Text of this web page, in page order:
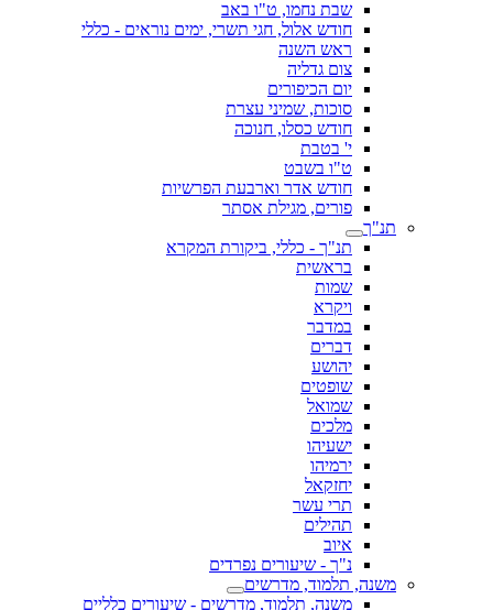
שבת נחמו, ט"ו באב
חודש אלול, חגי תשרי, ימים נוראים - כללי
ראש השנה
צום גדליה
יום הכיפורים
סוכות, שמיני עצרת
חודש כסלו, חנוכה
י' בטבת
ט"ו בשבט
חודש אדר וארבעת הפרשיות
פורים, מגילת אסתר
תנ"ך
תנ"ך - כללי, ביקורת המקרא
בראשית
שמות
ויקרא
במדבר
דברים
יהושע
שופטים
שמואל
מלכים
ישעיהו
ירמיהו
יחזקאל
תרי עשר
תהילים
איוב
נ"ך - שיעורים נפרדים
משנה, תלמוד, מדרשים
משנה, תלמוד, מדרשים - שיעורים כלליים